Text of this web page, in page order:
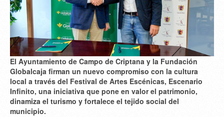
El Ayuntamiento de Campo de Criptana y la Fundación
Globalcaja firman un nuevo compromiso con la cultura
local a través del Festival de Artes Escénicas, Escenario
Infinito, una iniciativa que pone en valor el patrimonio,
dinamiza el turismo y fortalece el tejido social del
municipio.